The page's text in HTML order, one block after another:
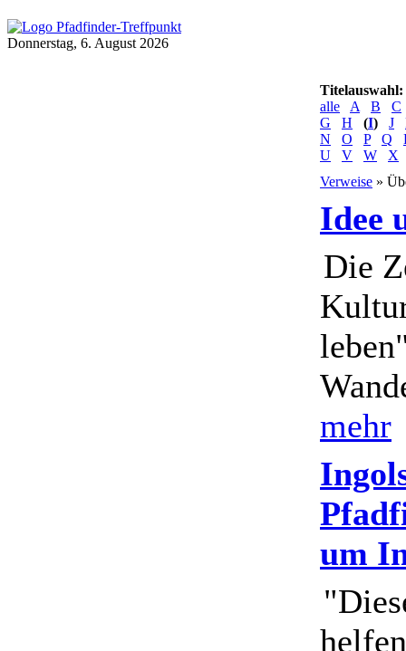
Donnerstag, 6. August 2026
Titelauswahl:
alle
A B
C
G
H (I) J
N
O P Q
U
V W
X
Verweise »
Idee
Die
mehr
um